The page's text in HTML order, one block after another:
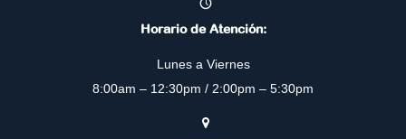
Horario de Atención:
Lunes a Viernes
8:00am – 12:30pm / 2:00pm – 5:30pm